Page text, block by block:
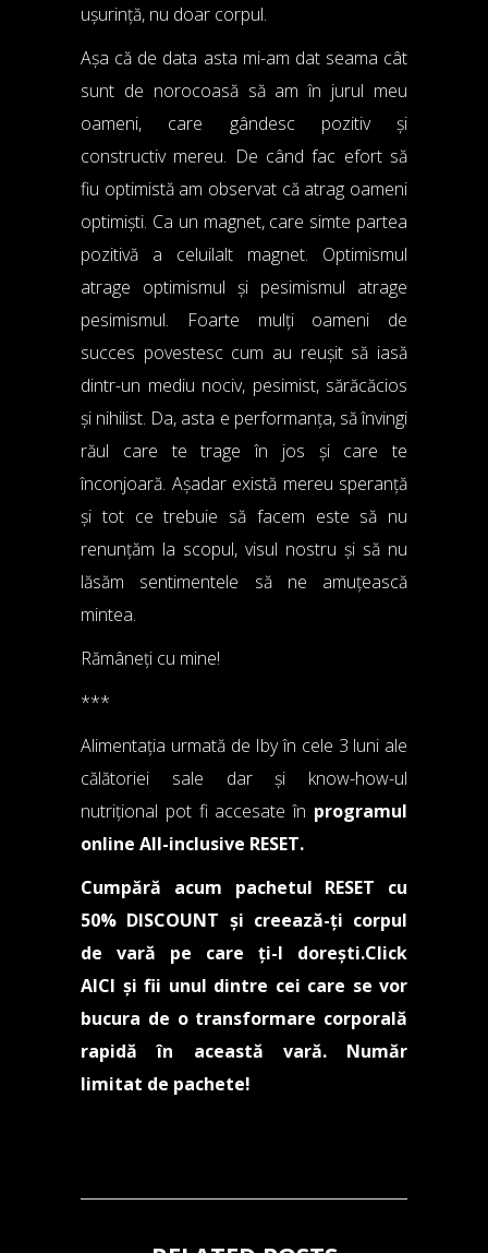
ușurință, nu doar corpul.
Așa că de data asta mi-am dat seama cât
sunt de norocoasă să am în jurul meu
oameni, care gândesc pozitiv și
constructiv mereu. De când fac efort să
fiu optimistă am observat că atrag oameni
optimiști. Ca un magnet, care simte partea
pozitivă a celuilalt magnet. Optimismul
atrage optimismul și pesimismul atrage
pesimismul. Foarte mulți oameni de
succes povestesc cum au reușit să iasă
dintr-un mediu nociv, pesimist, sărăcăcios
și nihilist. Da, asta e performanța, să învingi
răul care te trage în jos și care te
înconjoară. Așadar există mereu speranță
și tot ce trebuie să facem este să nu
renunțăm la scopul, visul nostru și să nu
lăsăm sentimentele să ne amuțească
mintea.
Rămâneți cu mine!
***
Alimentația urmată de Iby în cele 3 luni ale
călătoriei sale dar și know-how-ul
nutrițional pot fi accesate în programul
online All-inclusive RESET.
Cumpără acum pachetul RESET cu
50% DISCOUNT și creează-ți corpul
de vară pe care ți-l dorești.Click
AICI și fii unul dintre cei care se vor
bucura de o transformare corporală
rapidă în această vară. Număr
limitat de pachete!